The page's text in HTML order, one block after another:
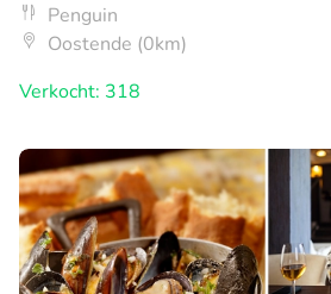
Penguin
Oostende (0km)
Verkocht: 318